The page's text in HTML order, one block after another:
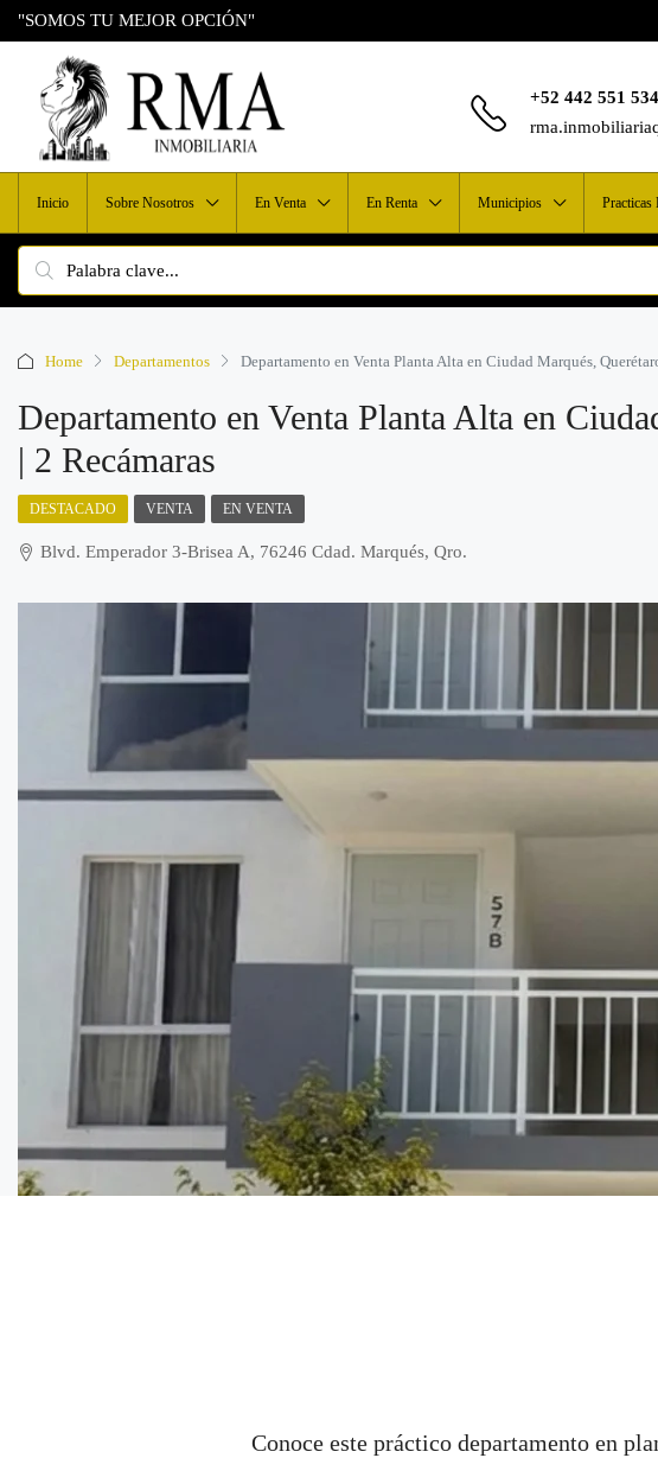
"SOMOS TU MEJOR OPCIÓN"
+52 442 551
Inicio Sobre Nosotros En Venta En Renta Municipios Practicas
Home Departamentos Departamento en Venta Planta Alta en Ciudad Marqués,
Departamento en Venta Planta Alta en
| 2 Recámaras
DESTACADO VENTA EN VENTA
Blvd. Emperador 3-Brisea A, 76246 Cdad. Marqués, Qro.
Conoce este práctico departamento en